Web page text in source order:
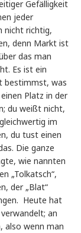
Gefälligkeit
jeder
nicht richtig,
denn Markt ist
das man
Es ist ein
bestimmst, was
Platz in der
du weißt nicht,
im
du tust einen
Die ganze
wie nannten
„Tolkatsch“,
der „Blat“
Heute hat
an
also wenn man